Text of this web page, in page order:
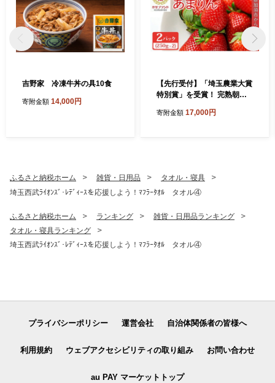
吉野家 冷凍牛丼の具10食
寄附金額 14,000円
【先行受付】「埼玉農業大賞
特別賞」を受賞！ 完熟朝摘
～15粒) 【苺】 イチゴ おお
いちご ストロベリー 苺ジャ
ム いちご 好きのための いち
ご
寄附金額 17,000円
ふるさと納税ホーム 雑貨・日用品
タオル・寝具
埼玉西武ﾗｲｵﾝｽﾞ･ﾚﾃﾞｨｰｽを応援しよう！ﾏﾌﾗｰﾀｵﾙ タオル④
ふるさと納税ホーム ランキング
雑貨・日用品ランキング
タオル・寝具ランキング
埼玉西武ﾗｲｵﾝｽﾞ･ﾚﾃﾞｨｰｽを応援しよう！ﾏﾌﾗｰﾀｵﾙ タオル④
プライバシーポリシー 運営会社 自治体関係者の皆様へ
利用規約 ウェブアクセシビリティの取り組み お問い合わせ
au PAY マーケットトップ